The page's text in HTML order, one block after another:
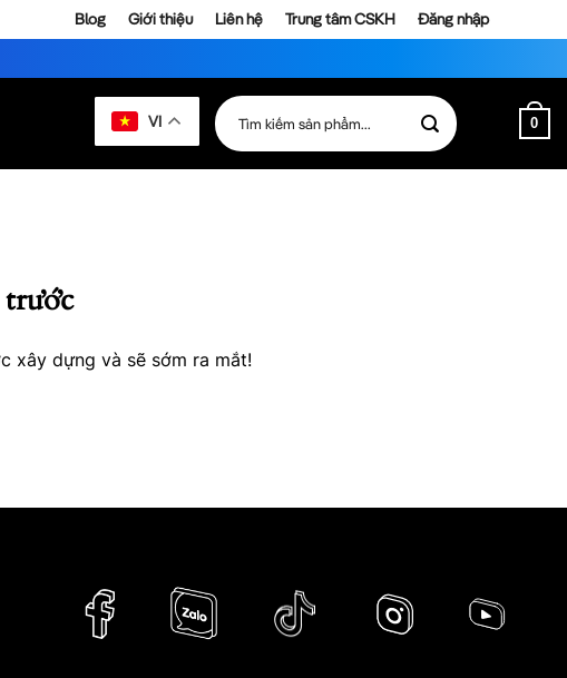
Blog Giới thiệu Liên hệ Trung tâm CSKH
Đăng nhập
VI
Tìm
kiếm:
0
xây dựng và sẽ sớm ra mắt!